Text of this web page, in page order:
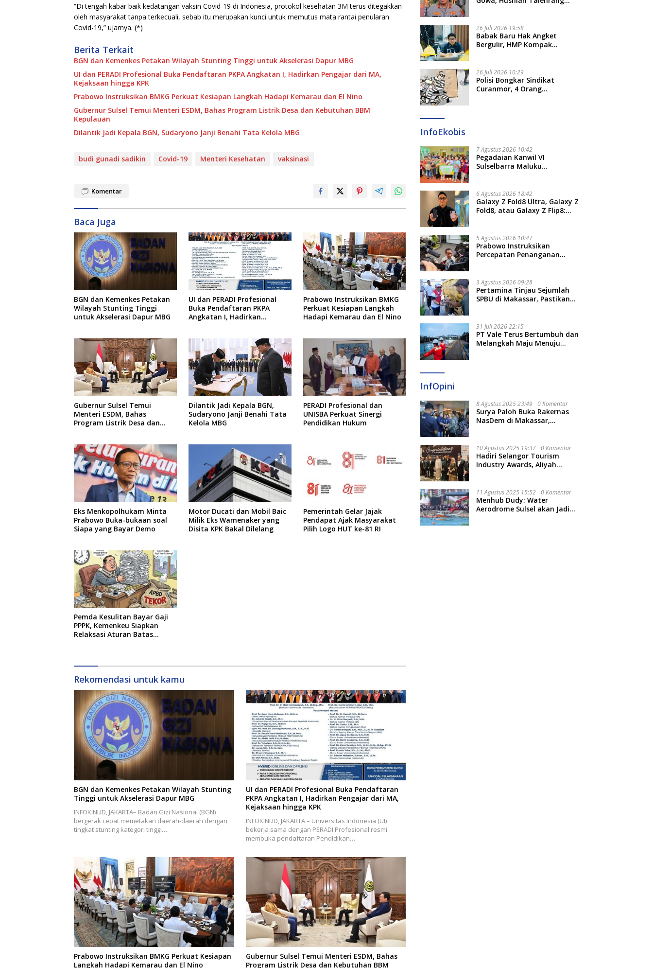
“Di tengah kabar baik kedatangan vaksin Covid-19 di Indonesia, protokol kesehatan 3M terus ditegakkan
oleh masyarakat tanpa terkecuali, sebab itu merupakan kunci untuk memutus mata rantai penularan
Covid-19,” ujarnya. (*)
Berita Terkait
BGN dan Kemenkes Petakan Wilayah Stunting Tinggi untuk Akselerasi Dapur MBG
UI dan PERADI Profesional Buka Pendaftaran PKPA Angkatan I, Hadirkan Pengajar dari MA,
Kejaksaan hingga KPK
Prabowo Instruksikan BMKG Perkuat Kesiapan Langkah Hadapi Kemarau dan El Nino
Gubernur Sulsel Temui Menteri ESDM, Bahas Program Listrik Desa dan Kebutuhan BBM
Kepulauan
Dilantik Jadi Kepala BGN, Sudaryono Janji Benahi Tata Kelola MBG
budi gunadi sadikin Covid-19 Menteri Kesehatan vaksinasi
Komentar
Baca Juga
BGN dan Kemenkes Petakan
Wilayah Stunting Tinggi
untuk Akselerasi Dapur MBG
UI dan PERADI Profesional
Buka Pendaftaran PKPA
Angkatan I, Hadirkan
Prabowo Instruksikan BMKG
Perkuat Kesiapan Langkah
Hadapi Kemarau dan El Nino
Gubernur Sulsel Temui
Menteri ESDM, Bahas
Program Listrik Desa dan
Dilantik Jadi Kepala BGN,
Sudaryono Janji Benahi Tata
Kelola MBG
PERADI Profesional dan
UNISBA Perkuat Sinergi
Pendidikan Hukum
Eks Menkopolhukam Minta
Prabowo Buka-bukaan soal
Siapa yang Bayar Demo
Motor Ducati dan Mobil Baic
Milik Eks Wamenaker yang
Disita KPK Bakal Dilelang
Pemerintah Gelar Jajak
Pendapat Ajak Masyarakat
Pilih Logo HUT ke-81 RI
Pemda Kesulitan Bayar Gaji
PPPK, Kemenkeu Siapkan
Relaksasi Aturan Batas
Rekomendasi untuk kamu
BGN dan Kemenkes Petakan Wilayah Stunting
Tinggi untuk Akselerasi Dapur MBG
INFOKINI.ID, JAKARTA– Badan Gizi Nasional (BGN)
bergerak cepat memetakan daerah-daerah dengan
tingkat stunting kategori tinggi…
UI dan PERADI Profesional Buka Pendaftaran
PKPA Angkatan I, Hadirkan Pengajar dari MA,
Kejaksaan hingga KPK
INFOKINI.ID, JAKARTA – Universitas Indonesia (UI)
bekerja sama dengan PERADI Profesional resmi
membuka pendaftaran Pendidikan…
Prabowo Instruksikan BMKG Perkuat Kesiapan
Langkah Hadapi Kemarau dan El Nino
Gubernur Sulsel Temui Menteri ESDM, Bahas
Program Listrik Desa dan Kebutuhan BBM
26 Juli 2026 19:58
​Babak Baru Hak Angket
Bergulir, HMP Kompak
26 Juli 2026 10:29
Polisi Bongkar Sindikat
Curanmor, 4 Orang
InfoEkobis
7 Agustus 2026 10:42
Pegadaian Kanwil VI
Sulselbarra Maluku
Masyarakat
6 Agustus 2026 18:42
Galaxy Z Fold8 Ultra, Galaxy Z
Fold8, atau Galaxy Z Flip8:
5 Agustus 2026 10:47
Prabowo Instruksikan
Percepatan Penanganan
3 Agustus 2026 09:28
Pertamina Tinjau Sejumlah
SPBU di Makassar, Pastikan
31 Juli 2026 22:15
PT Vale Terus Bertumbuh dan
Melangkah Maju Menuju
InfOpini
8 Agustus 2025 23:49 0 Komentar
Surya Paloh Buka Rakernas
NasDem di Makassar,
10 Agustus 2025 19:37 0 Komentar
Hadiri Selangor Tourism
Industry Awards, Aliyah
11 Agustus 2025 15:52 0 Komentar
Menhub Dudy: Water
Aerodrome Sulsel akan Jadi